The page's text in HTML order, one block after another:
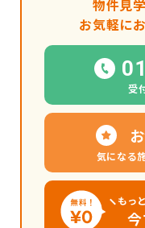
物件見
お気軽に
受
気になる
もっ